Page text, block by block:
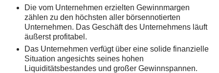
Die vom Unternehmen erzielten Gewinnmargen
zählen zu den höchsten aller börsennotierten
Unternehmen. Das Geschäft des Unternehmens läuft
äußerst profitabel.
Das Unternehmen verfügt über eine solide finanzielle
Situation angesichts seines hohen
Liquiditätsbestandes und großer Gewinnspannen.